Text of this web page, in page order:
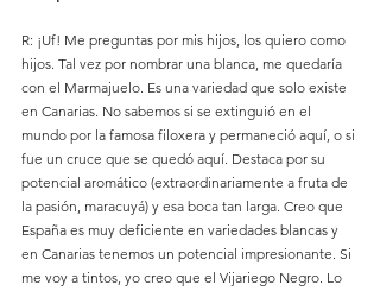
R: ¡Uf! Me preguntas por mis hijos, los quiero como
hijos. Tal vez por nombrar una blanca, me quedaría
con el Marmajuelo. Es una variedad que solo existe
en Canarias. No sabemos si se extinguió en el
mundo por la famosa filoxera y permaneció aquí, o si
fue un cruce que se quedó aquí. Destaca por su
potencial aromático (extraordinariamente a fruta de
la pasión, maracuyá) y esa boca tan larga. Creo que
España es muy deficiente en variedades blancas y
en Canarias tenemos un potencial impresionante. Si
me voy a tintos, yo creo que el Vijariego Negro. Lo